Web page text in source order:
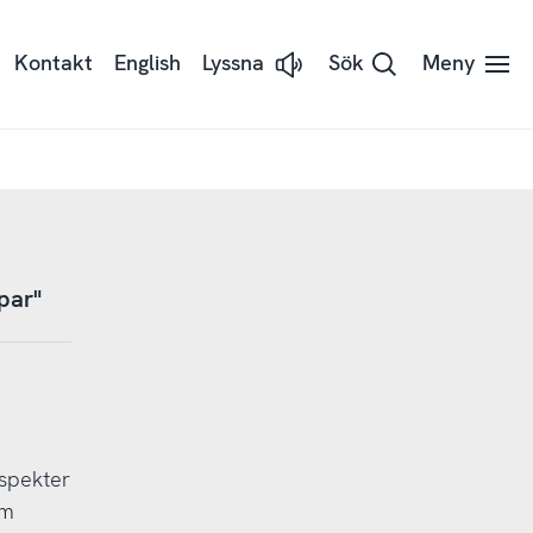
Kontakt English Lyssna
Lyssna Sök Meny